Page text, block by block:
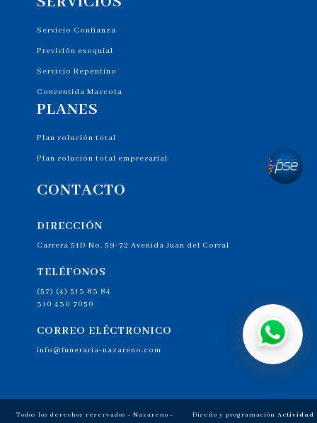
Servicio Confianza
Previsión exequial
Servicio Repentino
Consentida Mascota
PLANES
Plan solución total
Plan solución total empresarial
CONTACTO
DIRECCIÓN
Carrera 51D No. 59-72 Avenida Juan del Corral
TELÉFONOS
(57) (4) 513 83 84
310 430 7050
CORREO ELÉCTRONICO
info@funeraria-nazareno.com
Todos los derechos reservados - Nazareno -
Diseño y programación Actividad